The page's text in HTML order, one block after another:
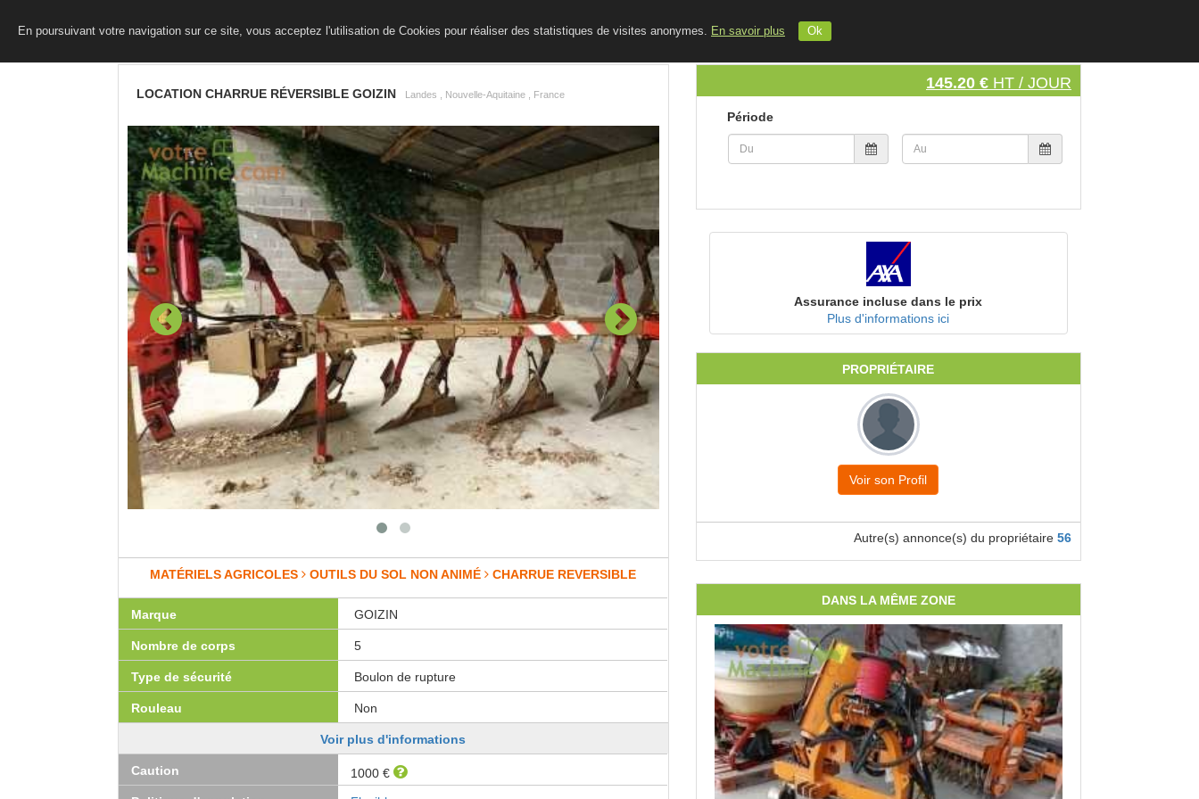
INSCRIVEZ VOTRE MATERIEL
En poursuivant votre navigation sur ce site, vous acceptez l'utilisation de Cookies pour réaliser des statistiques de visites anonymes. En savoir plus Ok
LOCATION CHARRUE RÉVERSIBLE GOIZIN Landes , Nouvelle-Aquitaine , France
MATÉRIELS AGRICOLES OUTILS DU SOL NON ANIMÉ CHARRUE REVERSIBLE
Marque GOIZIN
Nombre de corps 5
Type de sécurité Boulon de rupture
Rouleau Non
Voir plus d'informations
Caution
1000 €
145.20 € HT / JOUR
Période
Assurance incluse dans le prix
Plus d'informations ici
PROPRIÉTAIRE
Voir son Profil
Autre(s) annonce(s) du propriétaire 56
DANS LA MÊME ZONE